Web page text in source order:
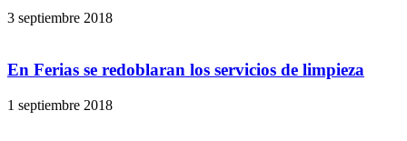
3 septiembre 2018
En Ferias se redoblaran los servicios de limpieza
1 septiembre 2018